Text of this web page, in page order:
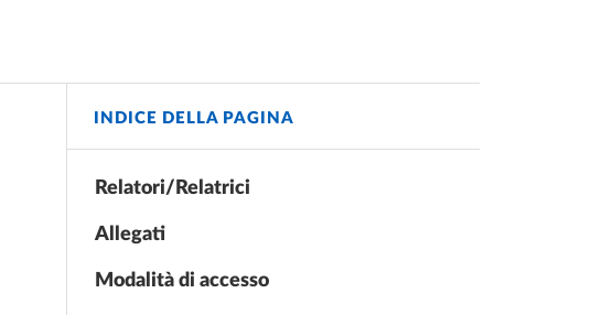
INDICE DELLA PAGINA
Relatori/Relatrici
Allegati
Modalità di accesso